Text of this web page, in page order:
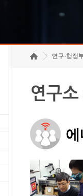
연구·행정
연구소
에